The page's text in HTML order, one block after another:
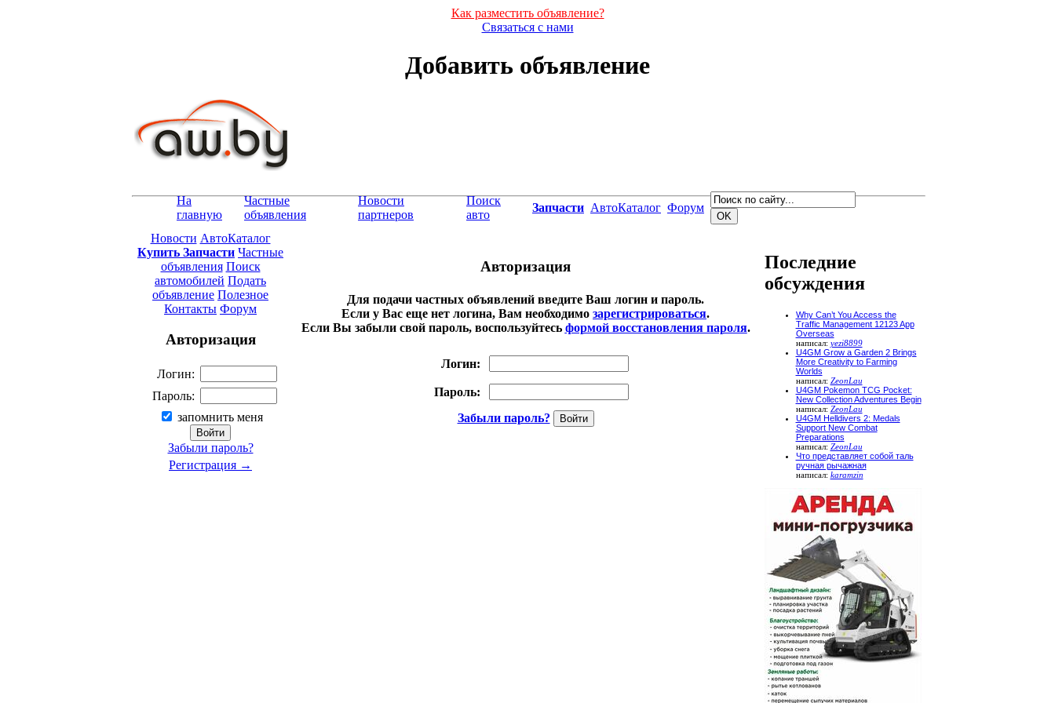
Как разместить объявление?
Связаться с нами
Добавить объявление
На
главную
Частные
объявления
Новости
партнеров
Поиск
авто
Запчасти АвтоКаталог Форум
Новости АвтоКаталог
Купить Запчасти Частные
объявления Поиск
автомобилей Подать
объявление Полезное
Контакты Форум
Авторизация
Логин:
Пароль:
запомнить меня
Забыли пароль?
Регистрация →
Авторизация
Для подачи частных объявлений введите Ваш логин и пароль.
Если у Вас еще нет логина, Вам необходимо зарегистрироваться.
Если Вы забыли свой пароль, воспользуйтесь формой восстановления пароля.
Логин:
Пароль:
Забыли пароль?
Последние
обсуждения
Why Can’t You Access the
Traffic Management 12123 App
Overseas
написал: yezi8899
U4GM Grow a Garden 2 Brings
More Creativity to Farming
Worlds
написал: ZeonLau
U4GM Pokemon TCG Pocket:
New Collection Adventures Begin
написал: ZeonLau
U4GM Helldivers 2: Medals
Support New Combat
Preparations
написал: ZeonLau
Что представляет собой таль
ручная рычажная
написал: karamzin